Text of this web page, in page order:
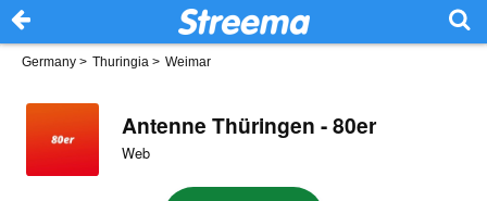
Germany > Thuringia > Weimar
Antenne Thüringen - 80er
Web